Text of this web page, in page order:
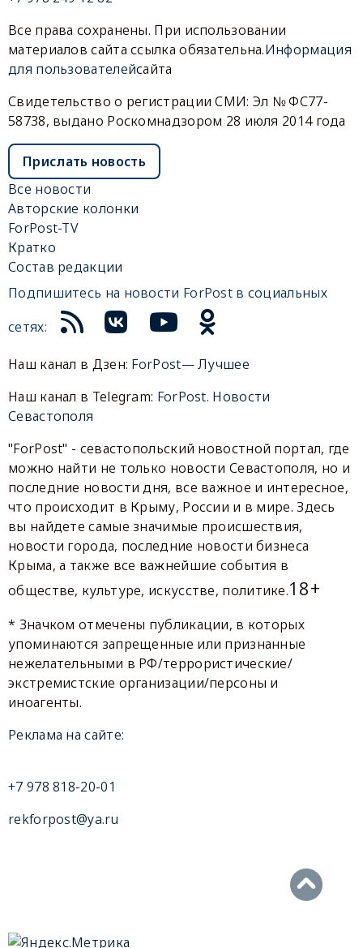
Все права сохранены. При использовании
материалов сайта ссылка обязательна.Информация
для пользователейсайта
Свидетельство о регистрации СМИ: Эл № ФС77-
58738, выдано Роскомнадзором 28 июля 2014 года
Прислать новость
Все новости
Авторские колонки
ForPost-TV
Кратко
Состав редакции
Подпишитесь на новости ForPost в социальных
сетях:
Наш канал в Дзен: ForPost— Лучшее
Наш канал в Telegram: ForPost. Новости
Севастополя
"ForPost" - севастопольский новостной портал, где
можно найти не только новости Севастополя, но и
последние новости дня, все важное и интересное,
что происходит в Крыму, России и в мире. Здесь
вы найдете самые значимые происшествия,
новости города, последние новости бизнеса
Крыма, а также все важнейшие события в
обществе, культуре, искусстве, политике.18+
* Значком отмечены публикации, в которых
упоминаются запрещенные или признанные
нежелательными в РФ/террористические/
экстремистские организации/персоны и
иноагенты.
Реклама на сайте:
+7 978 818-20-01
rekforpost@ya.ru